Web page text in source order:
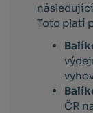
Toto platí
ČR